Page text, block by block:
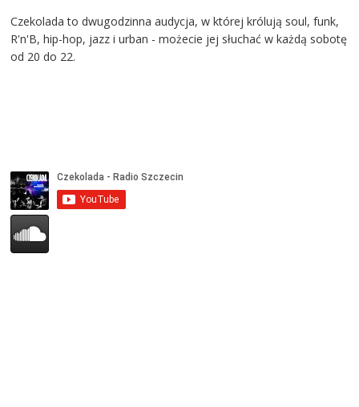
Czekolada to dwugodzinna audycja, w której królują soul, funk,
R'n'B, hip-hop, jazz i urban - możecie jej słuchać w każdą sobotę
od 20 do 22.